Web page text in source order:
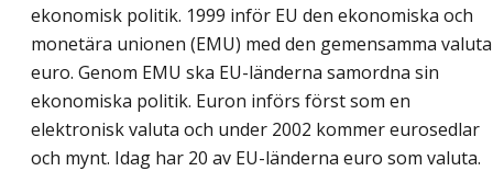
ekonomisk politik. 1999 inför EU den ekonomiska och
monetära unionen (EMU) med den gemensamma
euro. Genom EMU ska EU-länderna samordna sin
ekonomiska politik. Euron införs först som en
elektronisk valuta och under 2002 kommer eurosedlar
och mynt. Idag har 20 av EU-länderna euro som valuta.